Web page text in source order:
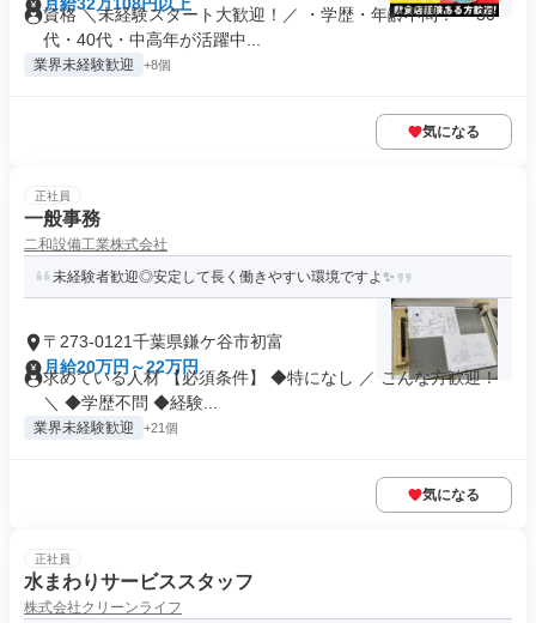
資格 ＼未経験スタート大歓迎！／ ・学歴・年齢不問！ ・30
代・40代・中高年が活躍中...
業界未経験歓迎 +8個
気になる
正社員
一般事務
二和設備工業株式会社
未経験者歓迎◎安定して長く働きやすい環境ですよ✨
〒273-0121千葉県鎌ケ谷市初富
月給20万円～22万円
求めている人材 【必須条件】 ◆特になし ／ こんな方歓迎！
＼ ◆学歴不問 ◆経験...
業界未経験歓迎 +21個
気になる
正社員
水まわりサービススタッフ
株式会社クリーンライフ